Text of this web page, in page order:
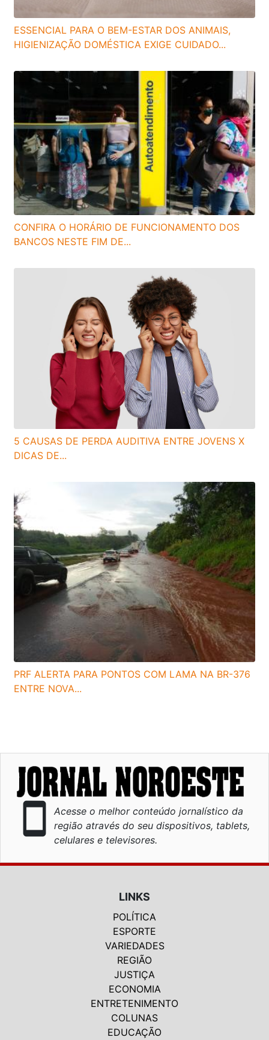
ESSENCIAL PARA O BEM-ESTAR DOS ANIMAIS,
HIGIENIZAÇÃO DOMÉSTICA EXIGE CUIDADO...
CONFIRA O HORÁRIO DE FUNCIONAMENTO DOS
BANCOS NESTE FIM DE...
5 CAUSAS DE PERDA AUDITIVA ENTRE JOVENS X
DICAS DE...
PRF ALERTA PARA PONTOS COM LAMA NA BR-376
ENTRE NOVA...
smartphone
Acesse o melhor conteúdo jornalístico da
região através do seu dispositivos, tablets,
celulares e televisores.
LINKS
POLÍTICA
ESPORTE
VARIEDADES
REGIÃO
JUSTIÇA
ECONOMIA
ENTRETENIMENTO
COLUNAS
EDUCAÇÃO